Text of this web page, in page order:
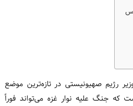
رژیم صهیونیستی در تازه‌ترین موضع‌
که جنگ علیه نوار غزه می‌تواند فوراً